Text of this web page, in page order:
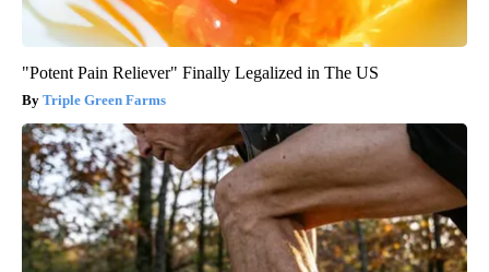
"Potent Pain Reliever" Finally Legalized in The US
Triple Green Farms